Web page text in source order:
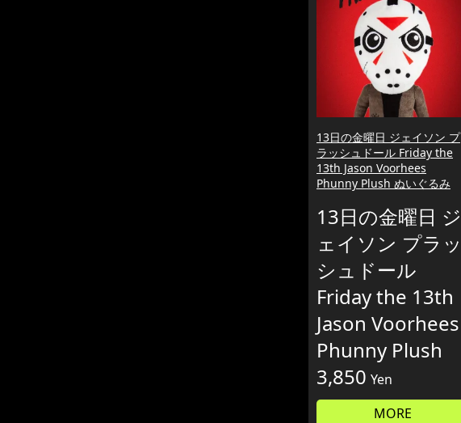
13日の金曜日 ジェイソン プ
ラッシュドール Friday the
13th Jason Voorhees
Phunny Plush ぬいぐるみ
13日の金曜日 ジ
ェイソン プラッ
シュドール
Friday the 13th
Jason Voorhees
Phunny Plush
3,850 Yen
MORE